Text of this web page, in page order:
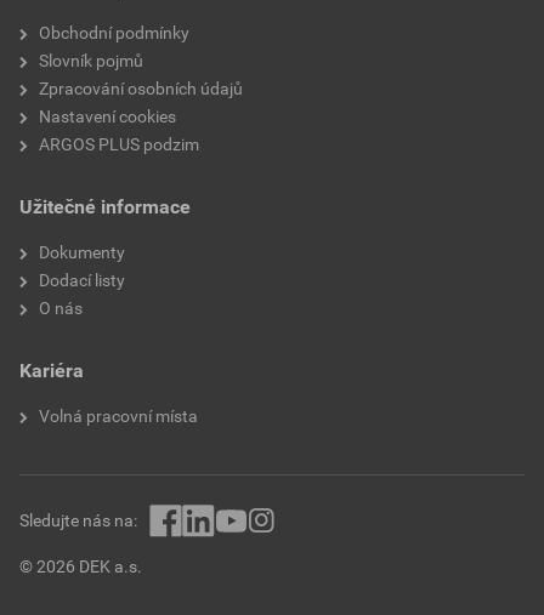
Obchodní podmínky
Slovník pojmů
Zpracování osobních údajů
Nastavení cookies
ARGOS PLUS podzim
Užitečné informace
Dokumenty
Dodací listy
O nás
Kariéra
Volná pracovní místa
© 2026 DEK a.s.
Sledujte nás na: